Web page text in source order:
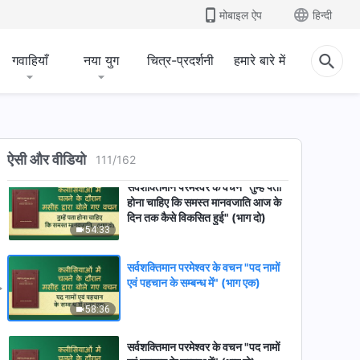
मोबाइल ऐप हिन्दी
गवाहियाँ नया युग चित्र-प्रदर्शनी हमारे बारे में
ऐसी और वीडियो 111/162
24:09
दिन तक कैसे विकसित हुई" (भाग एक)
54:33
सर्वशक्तिमान परमेश्वर के वचन "तुम्हें पता
होना चाहिए कि समस्त मानवजाति आज के
दिन तक कैसे विकसित हुई" (भाग दो)
58:36
सर्वशक्तिमान परमेश्वर के वचन "पद नामों
एवं पहचान के सम्बन्ध में" (भाग एक)
सर्वशक्तिमान परमेश्वर के वचन "पद नामों